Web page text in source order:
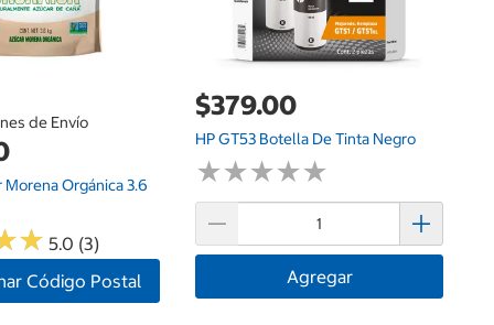
de Envío
Orgánica 3.6
★
★ 5.0 (3)
Código Postal
$379.00
HP GT53 Botella De Tinta Negro
★★★★★
★★★★★
Agregar